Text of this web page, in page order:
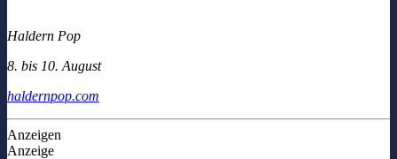
Haldern Pop
8. bis 10. August
haldernpop.com
Anzeigen
Anzeige